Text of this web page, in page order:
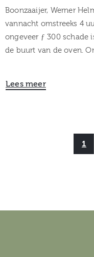
Boonzaaijer, Werner
vannacht omstreeks 4
ongeveer ƒ 300 schade
de buurt van de oven.
Lees meer
1